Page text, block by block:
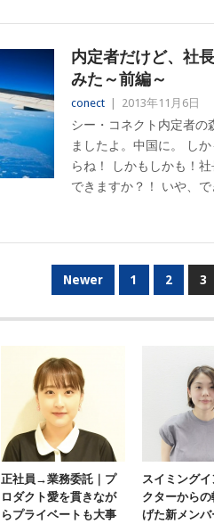
内定者だけど、社
みた～前編～
conect 2013年11月6日
シー・コネクト内定者
ましたよ。中国に。 し
らね！ しかもしかも！
できますか？！ いや、
Newer 1 2 3
正社員→業務委託｜プ
ロダクト愛を貫きなが
らプライベートも大事
スイミング
クターから
げた新メンバ